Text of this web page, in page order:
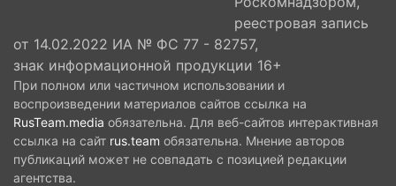
реестровая запись
от 14.02.2022 ИА № ФС 77 - 82757,
знак информационной продукции 16+
При полном или частичном использовании и
воспроизведении материалов сайтов ссылка на
RusTeam.media обязательна. Для веб-сайтов интерактивная
ссылка на сайт rus.team обязательна. Мнение авторов
публикаций может не совпадать с позицией редакции
агентства.